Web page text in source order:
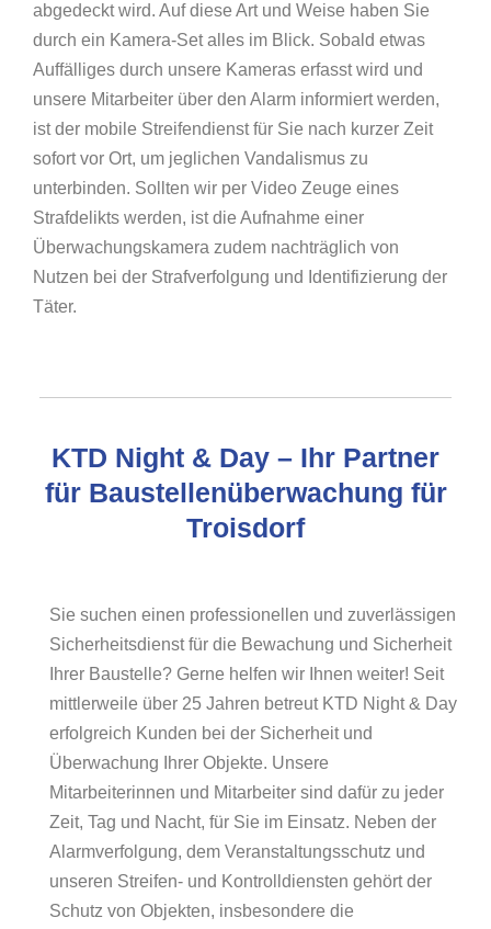
abgedeckt wird. Auf diese Art und Weise haben Sie
durch ein Kamera-Set alles im Blick. Sobald etwas
Auffälliges durch unsere Kameras erfasst wird und
unsere Mitarbeiter über den Alarm informiert werden,
ist der mobile Streifendienst für Sie nach kurzer Zeit
sofort vor Ort, um jeglichen Vandalismus zu
unterbinden. Sollten wir per Video Zeuge eines
Strafdelikts werden, ist die Aufnahme einer
Überwachungskamera zudem nachträglich von
Nutzen bei der Strafverfolgung und Identifizierung der
Täter.
KTD Night & Day – Ihr Partner
für Baustellenüberwachung für
Troisdorf
Sie suchen einen professionellen und zuverlässigen
Sicherheitsdienst für die Bewachung und Sicherheit
Ihrer Baustelle? Gerne helfen wir Ihnen weiter! Seit
mittlerweile über 25 Jahren betreut KTD Night & Day
erfolgreich Kunden bei der Sicherheit und
Überwachung Ihrer Objekte. Unsere
Mitarbeiterinnen und Mitarbeiter sind dafür zu jeder
Zeit, Tag und Nacht, für Sie im Einsatz. Neben der
Alarmverfolgung, dem Veranstaltungsschutz und
unseren Streifen- und Kontrolldiensten gehört der
Schutz von Objekten, insbesondere die